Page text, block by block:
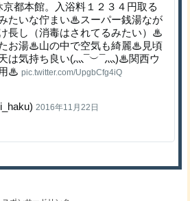
都本館。入浴料１２３４円取る
たいな佇まい♨スーパー銭湯なが
長し（消毒はされてるみたい）♨
お湯♨山の中で空気も綺麗♨見頃
は気持ち良い(灬¯︶¯灬)♨関西ウ
用♨pic.twitter.com/UpgbCfg4iQ
2016年11月22日